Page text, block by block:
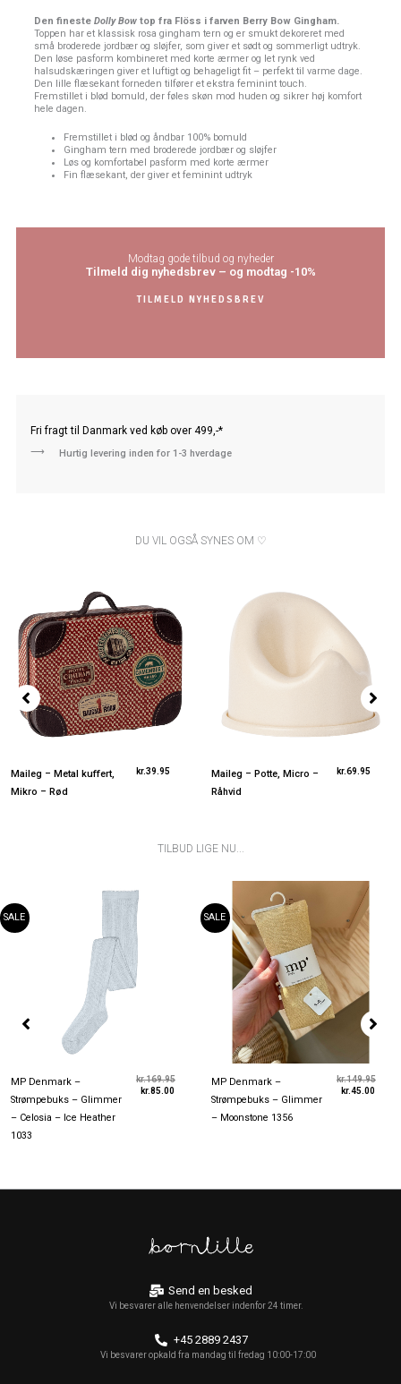
Den fineste Dolly Bowtop fra Flöss i farven Berry Bow Gingham.
Toppen har et klassisk rosa gingham tern og er smukt dekoreret med
små broderede jordbær og sløjfer, som giver et sødt og sommerligt udtryk.
Den løse pasform kombineret med korte ærmer og let rynk ved
halsudskæringen giver et luftigt og behageligt fit – perfekt til varme dage.
Den lille flæsekant forneden tilfører et ekstra feminint touch.
Fremstillet i blød bomuld, der føles skøn mod huden og sikrer høj komfort
hele dagen.
Fremstillet i blød og åndbar 100% bomuld
Gingham tern med broderede jordbær og sløjfer
Løs og komfortabel pasform med korte ærmer
Fin flæsekant, der giver et feminint udtryk
Modtag gode tilbud og nyheder
Tilmeld dig nyhedsbrev – og modtag -10%
TILMELD NYHEDSBREV
Fri fragt til Danmark ved køb over 499,-*
⟶ Hurtig levering inden for 1-3 hverdage
DU VIL OGSÅ SYNES OM ♡
Maileg – Metal kuffert,
Mikro – Rød
kr.39.95
Maileg – Potte, Micro –
Råhvid
kr.69.95
TILBUD LIGE NU...
SALE
MP Denmark –
Strømpebuks – Glimmer
– Celosia – Ice Heather
1033
kr.169.95
kr.169.95.
kr.85.00
kr.85.00.
SALE
MP Denmark –
Strømpebuks – Glimmer
– Moonstone 1356
kr.149.95
kr.45.00
Send en besked
Vi besvarer alle henvendelser indenfor 24 timer.
+45 2889 2437
Vi besvarer opkald fra mandag til fredag 10:00-17:00